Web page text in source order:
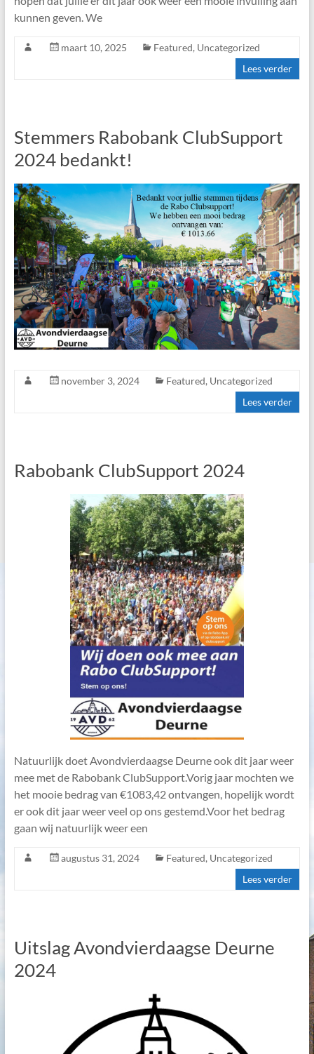
kunnen geven. We
maart 10, 2025 Featured, Uncategorized
Lees verder
Stemmers Rabobank ClubSupport
2024 bedankt!
november 3, 2024 Featured, Uncategorized
Lees verder
Rabobank ClubSupport 2024
Natuurlijk doet Avondvierdaagse Deurne ook dit jaar weer
mee met de Rabobank ClubSupport.Vorig jaar mochten we
het mooie bedrag van €1083,42 ontvangen, hopelijk wordt
er ook dit jaar weer veel op ons gestemd.Voor het bedrag
gaan wij natuurlijk weer een
augustus 31, 2024 Featured, Uncategorized
Lees verder
Uitslag Avondvierdaagse Deurne
2024